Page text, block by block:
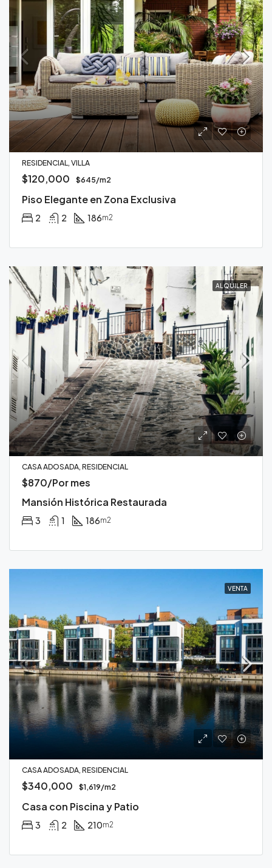
RESIDENCIAL, VILLA
$120,000 $645/m2
Piso Elegante en Zona Exclusiva
2 2 186m2
ALQUILER
CASA ADOSADA, RESIDENCIAL
$870/Por mes
Mansión Histórica Restaurada
3 1 186m2
VENTA
CASA ADOSADA, RESIDENCIAL
$340,000 $1,619/m2
Casa con Piscina y Patio
3 2 210m2